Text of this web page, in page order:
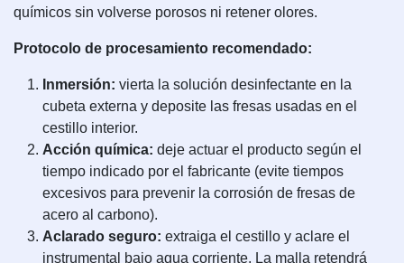
químicos sin volverse porosos ni retener olores.
Protocolo de procesamiento recomendado:
Inmersión: vierta la solución desinfectante en la
cubeta externa y deposite las fresas usadas en el
cestillo interior.
Acción química: deje actuar el producto según el
tiempo indicado por el fabricante (evite tiempos
excesivos para prevenir la corrosión de fresas de
acero al carbono).
Aclarado seguro: extraiga el cestillo y aclare el
instrumental bajo agua corriente. La malla retendrá